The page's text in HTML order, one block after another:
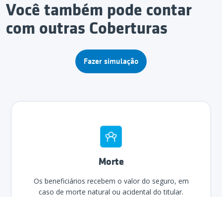
Você também pode contar
com outras Coberturas
Fazer simulação
Morte
Os beneficiários recebem o valor do seguro, em
caso de morte natural ou acidental do titular.